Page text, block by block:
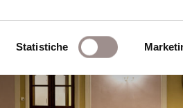
Statistiche